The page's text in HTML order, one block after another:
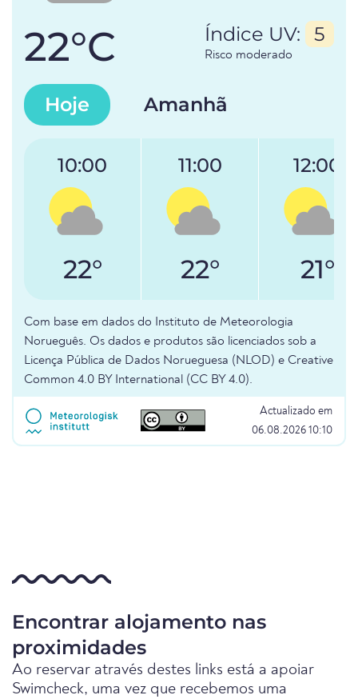
22°C Índice UV: 5
Risco moderado
Hoje Amanhã
10:00
22°
11:00
22°
12:00
21°
Com base em dados do Instituto de Meteorologia
Norueguês. Os dados e produtos são licenciados sob a
Licença Pública de Dados Norueguesa (NLOD) e Creative
Common 4.0 BY International (CC BY 4.0).
Actualizado em
06.08.2026 10:10
Encontrar alojamento nas
proximidades
Ao reservar através destes links está a apoiar
Swimcheck, uma vez que recebemos uma